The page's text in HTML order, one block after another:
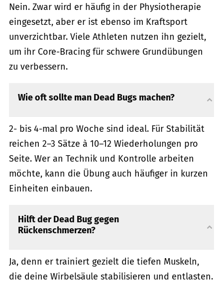
Nein. Zwar wird er häufig in der Physiotherapie
eingesetzt, aber er ist ebenso im Kraftsport
unverzichtbar. Viele Athleten nutzen ihn gezielt,
um ihr Core-Bracing für schwere Grundübungen
zu verbessern.
Wie oft sollte man Dead Bugs machen?
2- bis 4-mal pro Woche sind ideal. Für Stabilität
reichen 2–3 Sätze à 10–12 Wiederholungen pro
Seite. Wer an Technik und Kontrolle arbeiten
möchte, kann die Übung auch häufiger in kurzen
Einheiten einbauen.
Hilft der Dead Bug gegen
Rückenschmerzen?
Ja, denn er trainiert gezielt die tiefen Muskeln,
die deine Wirbelsäule stabilisieren und entlasten.